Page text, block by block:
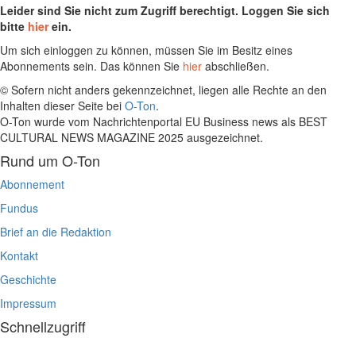
Leider sind Sie nicht zum Zugriff berechtigt. Loggen Sie sich
bitte hierein.
Um sich einloggen zu können, müssen Sie im Besitz eines
Abonnements sein. Das können Sie hier abschließen.
© Sofern nicht anders gekennzeichnet, liegen alle Rechte an den
Inhalten dieser Seite bei O-Ton.
O-Ton wurde vom Nachrichtenportal EU Business news als BEST
CULTURAL NEWS MAGAZINE 2025 ausgezeichnet.
Rund um O-Ton
Abonnement
Fundus
Brief an die Redaktion
Kontakt
Geschichte
Impressum
Schnellzugriff